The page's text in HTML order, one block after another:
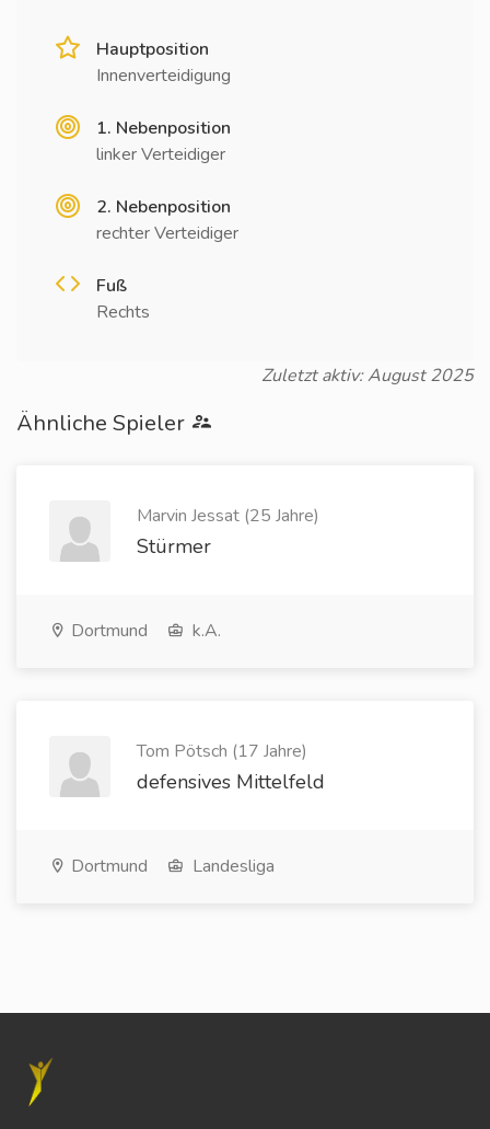
Hauptposition
Innenverteidigung
1. Nebenposition
linker Verteidiger
2. Nebenposition
rechter Verteidiger
Fuß
Rechts
Zuletzt aktiv: August 2025
Ähnliche Spieler
Marvin Jessat (25 Jahre)
Stürmer
Dortmund k.A.
Tom Pötsch (17 Jahre)
defensives Mittelfeld
Dortmund Landesliga